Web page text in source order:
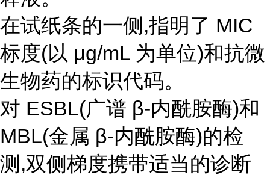
在试纸条的一侧,指明了 MIC
标度(以 μg/mL 为单位)和抗微
生物药的标识代码。
对 ESBL(广谱 β-内酰胺酶)和
MBL(金属 β-内酰胺酶)的检
测,双侧梯度携带适当的诊断